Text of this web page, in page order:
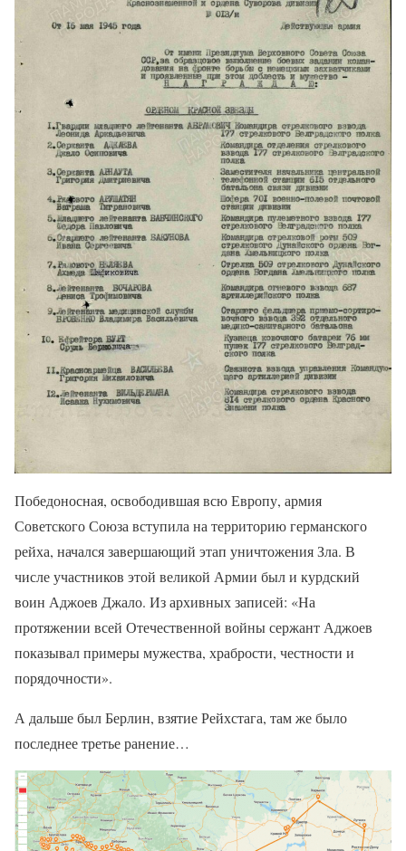
Победоносная, освободившая всю Европу, армия
Советского Союза вступила на территорию германского
рейха, начался завершающий этап уничтожения Зла. В
числе участников этой великой Армии был и курдский
воин Аджоев Джало. Из архивных записей: «На
протяжении всей Отечественной войны сержант Аджоев
показывал примеры мужества, храбрости, честности и
порядочности».
А дальше был Берлин, взятие Рейхстага, там же было
последнее третье ранение…